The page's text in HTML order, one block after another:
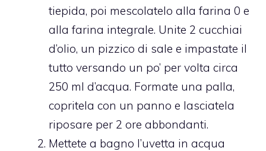
tiepida, poi mescolatelo alla farina 0 e
alla farina integrale. Unite 2 cucchiai
d’olio, un pizzico di sale e impastate il
tutto versando un po’ per volta circa
250 ml d’acqua. Formate una palla,
copritela con un panno e lasciatela
riposare per 2 ore abbondanti.
Mettete a bagno l’uvetta in acqua